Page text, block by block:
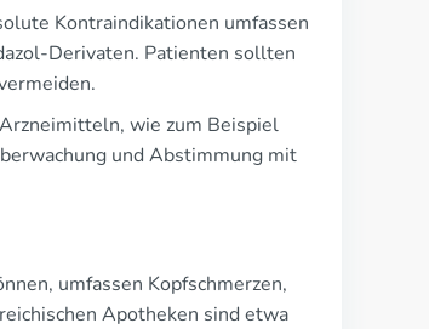
Kontraindikationen umfassen
Derivaten. Patienten sollten
wie zum Beispiel
und Abstimmung mit
umfassen Kopfschmerzen,
Apotheken sind etwa